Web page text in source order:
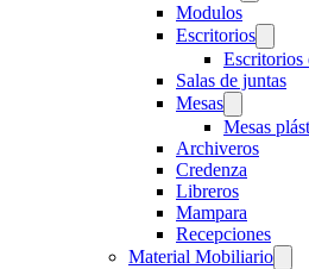
Modulos
Escritorios
Escritorios
Salas de juntas
Mesas
Mesas
Archiveros
Credenza
Libreros
Mampara
Recepciones
Material Mobiliario